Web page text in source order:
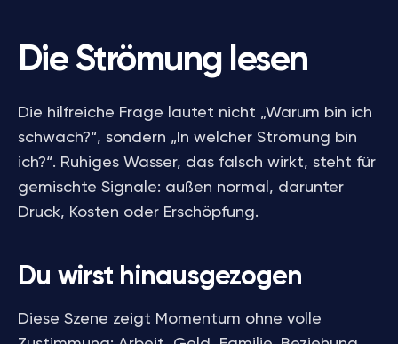
Die Strömung lesen
Die hilfreiche Frage lautet nicht „Warum bin ich
schwach?“, sondern „In welcher Strömung bin
ich?“. Ruhiges Wasser, das falsch wirkt, steht für
gemischte Signale: außen normal, darunter
Druck, Kosten oder Erschöpfung.
Du wirst hinausgezogen
Diese Szene zeigt Momentum ohne volle